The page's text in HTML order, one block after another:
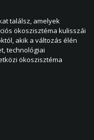
találsz, amelyek
ökoszisztéma kulisszái
akik a változás élén
technológiai
ökoszisztéma